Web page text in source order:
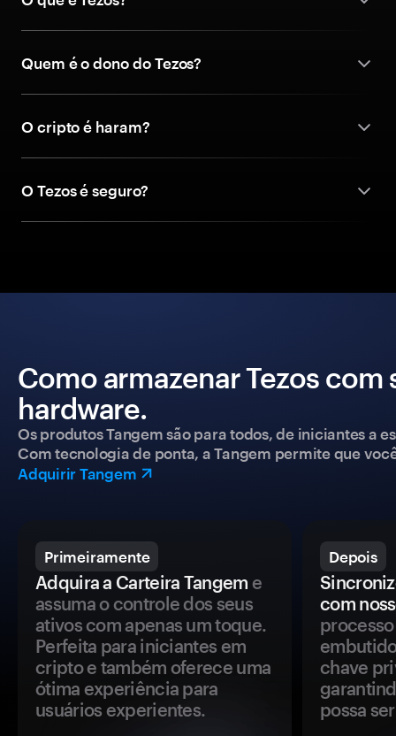
Quem é o dono do Tezos?
O cripto é haram?
O Tezos é seguro?
Como armazenar Tezos
hardware.
Os produtos Tangem são para todos, de iniciantes a
Com tecnologia de ponta, a Tangem permite que
Adquirir Tangem
Primeiramente
Adquira a Carteira Tangem e
assuma o controle dos seus
ativos com apenas um toque.
Perfeita para iniciantes em
cripto e também oferece uma
ótima experiência para
usuários experientes.
Depois
com
chave
possa